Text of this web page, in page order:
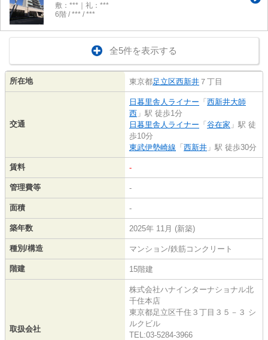
敷：***｜礼：***
6階 / *** / ***
全5件を表示する
所在地 東京都足立区西新井 ７丁目
交通
日暮里舎人ライナー 「西新井大師
西 」駅 徒歩1分
日暮里舎人ライナー 「谷在家 」駅 徒
歩10分
東武伊勢崎線 「西新井 」駅 徒歩30分
賃料 -
管理費等 -
面積 -
築年数 2025年 11月 (新築)
種別/構造 マンション/鉄筋コンクリート
階建 15階建
取扱会社
株式会社ハナインターナショナル北
千住本店
東京都足立区千住３丁目３５－３ シ
ルクビル
TEL:03-5284-3966